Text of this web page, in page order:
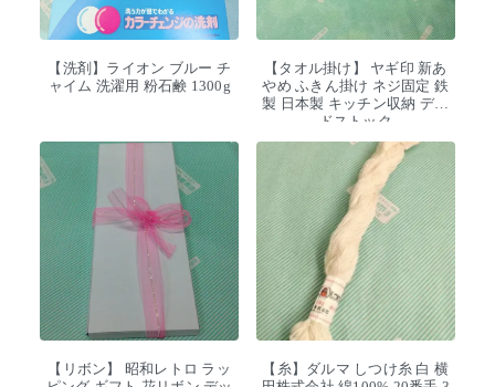
【洗剤】ライオン ブルー チ
ャイム 洗濯用 粉石鹸 1300g
【タオル掛け】 ヤギ印 新あ
やめ ふきん掛け ネジ固定 鉄
製 日本製 キッチン収納 デッ
ドストック
【リボン】 昭和レトロ ラッ
【糸】ダルマ しつけ糸 白 横